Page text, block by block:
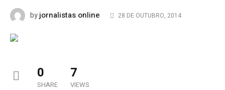
byjornalistas online 28 DE OUTUBRO, 2014
0
SHARE
7
VIEWS